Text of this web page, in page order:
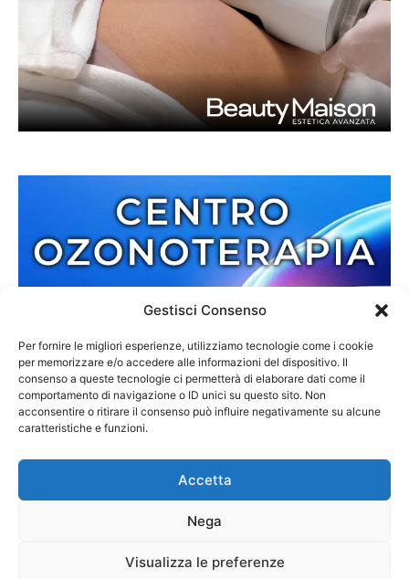
Gestisci Consenso
Per fornire le migliori esperienze, utilizziamo tecnologie come i cookie
per memorizzare e/o accedere alle informazioni del dispositivo. Il
consenso a queste tecnologie ci permetterà di elaborare dati come il
comportamento di navigazione o ID unici su questo sito. Non
acconsentire o ritirare il consenso può influire negativamente su alcune
caratteristiche e funzioni.
Accetta
Nega
Visualizza le preferenze
Contatti Cookie Policy Privacy Policy